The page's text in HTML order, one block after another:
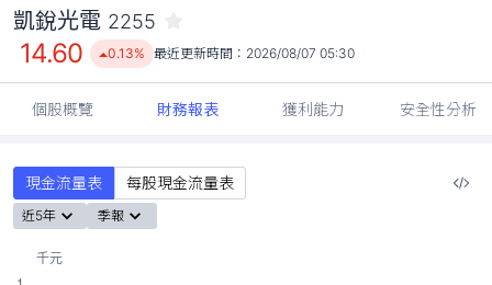
凱銳光電 2255
14.60 0.13% 最近更新時間： 2026/08/07 05:30
個股概覽 財務報表 獲利能力 安全性分析
現金流量表 每股現金流量表
近5年 季報